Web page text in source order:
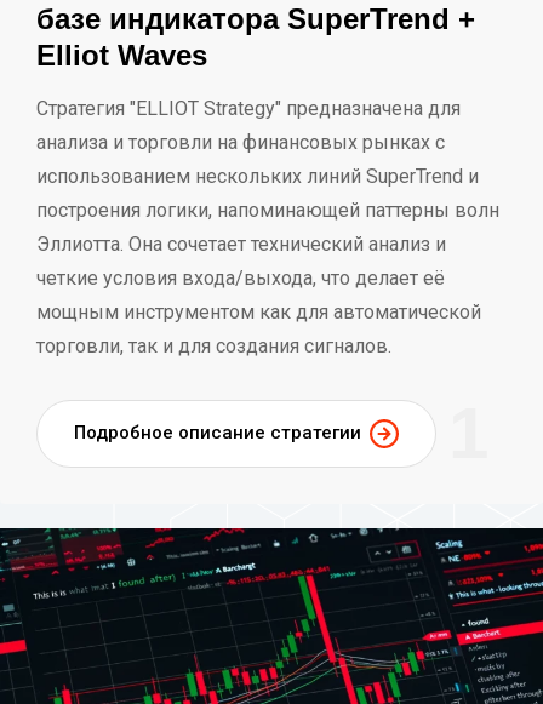
базе индикатора SuperTrend +
Elliot Waves
Стратегия "ELLIOT Strategy" предназначена для
анализа и торговли на финансовых рынках с
использованием нескольких линий SuperTrend и
построения логики, напоминающей паттерны волн
Эллиотта. Она сочетает технический анализ и
четкие условия входа/выхода, что делает её
мощным инструментом как для автоматической
торговли, так и для создания сигналов.
Подробное описание стратегии